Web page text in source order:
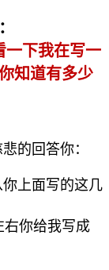
一下我在写一
知道有多少
的回答你：
上面写的这几
你给我写成